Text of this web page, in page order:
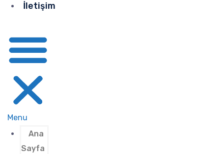
İletişim
Menu
Ana
Sayfa